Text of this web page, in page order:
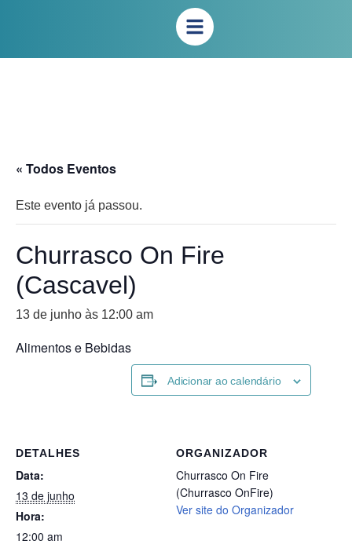
« Todos Eventos
Este evento já passou.
Churrasco On Fire
(Cascavel)
13 de junho às 12:00 am
Alimentos e Bebidas
Adicionar ao calendário
DETALHES
Data:
13 de junho
Hora:
12:00 am
ORGANIZADOR
Churrasco On Fire
(Churrasco OnFire)
Ver site do Organizador